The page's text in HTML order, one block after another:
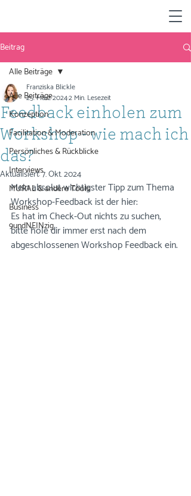
Beitrag
Alle Beiträge
Konzeption
Facilitation & Moderation
Persönliches & Rückblicke
Interviews
MURAL & andere Tools
Business
9undNEINzig
Alle Beiträge
Feedback einholen zum
Workshop - wie mach ich
das?
Franziska Blickle
25. März 20242 Min. Lesezeit
Aktualisiert:7. Okt. 2024
Mein absolut wichtigster Tipp zum Thema
Workshop-Feedback ist der hier:
Es hat im Check-Out nichts zu suchen,
bitte hole dir immer erst nach dem
abgeschlossenen Workshop Feedback ein.